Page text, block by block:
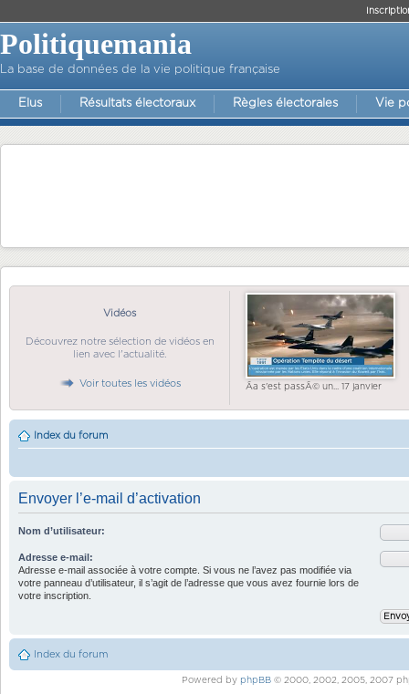
Politiquemania
La base de données de la vie politique française
Elus Résultats électoraux Règles électorales Vie
Vidéos
Découvrez notre sélection de vidéos en
lien avec l'actualité.
Voir toutes les vidéos Ãa s'est passÃ© un... 17 janvier
Index du forum
Envoyer l’e-mail d’activation
Nom d’utilisateur:
Adresse e-mail:
Adresse e-mail associée à votre compte. Si vous ne l’avez pas modifiée via
votre panneau d’utilisateur, il s’agit de l’adresse que vous avez fournie lors de
votre inscription.
Index du forum
Powered by phpBB© 2000, 2002, 2005, 2007